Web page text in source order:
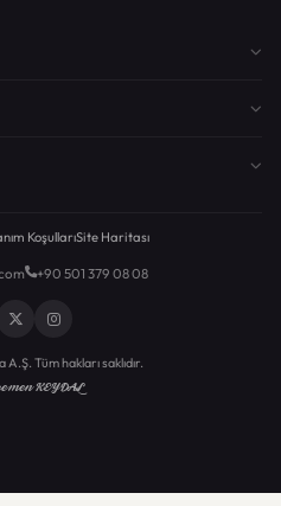
KoşullarıSite Haritası
+90 501 379 08 08
Tüm hakları saklıdır.
KEYDAL